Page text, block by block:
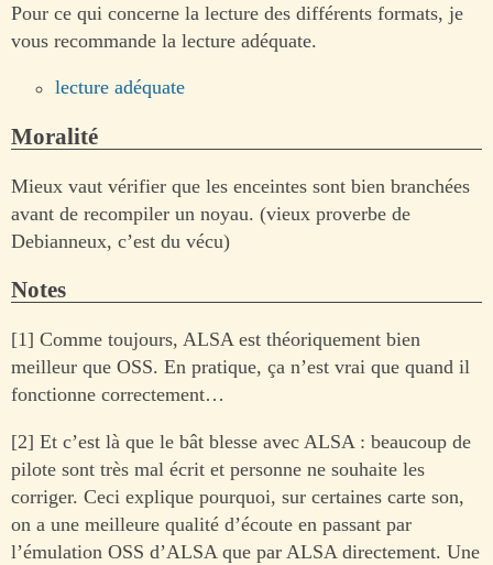
Pour ce qui concerne la lecture des différents formats, je
vous recommande la lecture adéquate.
lecture adéquate
Moralité
Mieux vaut vérifier que les enceintes sont bien branchées
avant de recompiler un noyau. (vieux proverbe de
Debianneux, c’est du vécu)
Notes
[1] Comme toujours, ALSA est théoriquement bien
meilleur que OSS. En pratique, ça n’est vrai que quand il
fonctionne correctement…
[2] Et c’est là que le bât blesse avec ALSA : beaucoup de
pilote sont très mal écrit et personne ne souhaite les
corriger. Ceci explique pourquoi, sur certaines carte son,
on a une meilleure qualité d’écoute en passant par
l’émulation OSS d’ALSA que par ALSA directement. Une